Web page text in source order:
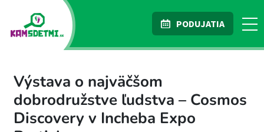
PODUJATIA
Výstava o najväčšom
dobrodružstve ľudstva – Cosmos
Discovery v Incheba Expo